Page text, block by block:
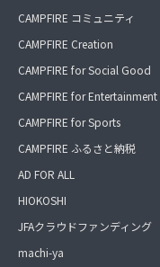
CAMPFIRE コミュニティ
CAMPFIRE Creation
CAMPFIRE for Social Good
CAMPFIRE for Entertainment
CAMPFIRE for Sports
CAMPFIRE ふるさと納税
AD FOR ALL
HIOKOSHI
JFAクラウドファンディング
machi-ya